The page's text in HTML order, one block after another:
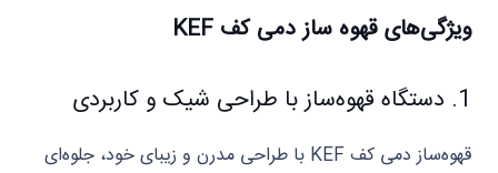
ویژگی‌های قهوه‌ ساز دمی کف KEF
1. دستگاه قهوه‌ساز با طراحی شیک و کاربردی
قهوه‌ساز دمی کف KEF با طراحی مدرن و زیبای خود، جلوه‌ای